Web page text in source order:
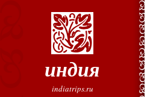
индия
indiatrips.ru